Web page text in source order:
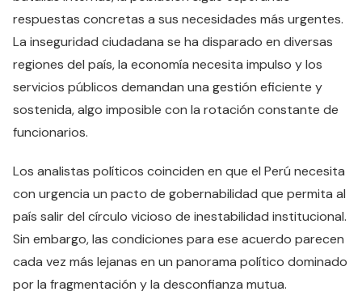
respuestas concretas a sus necesidades más urgentes.
La inseguridad ciudadana se ha disparado en diversas
regiones del país, la economía necesita impulso y los
servicios públicos demandan una gestión eficiente y
sostenida, algo imposible con la rotación constante de
funcionarios.
Los analistas políticos coinciden en que el Perú necesita
con urgencia un pacto de gobernabilidad que permita al
país salir del círculo vicioso de inestabilidad institucional.
Sin embargo, las condiciones para ese acuerdo parecen
cada vez más lejanas en un panorama político dominado
por la fragmentación y la desconfianza mutua.